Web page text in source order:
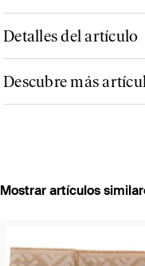
Detalles del artículo
Descubre más
Mostrar artículos